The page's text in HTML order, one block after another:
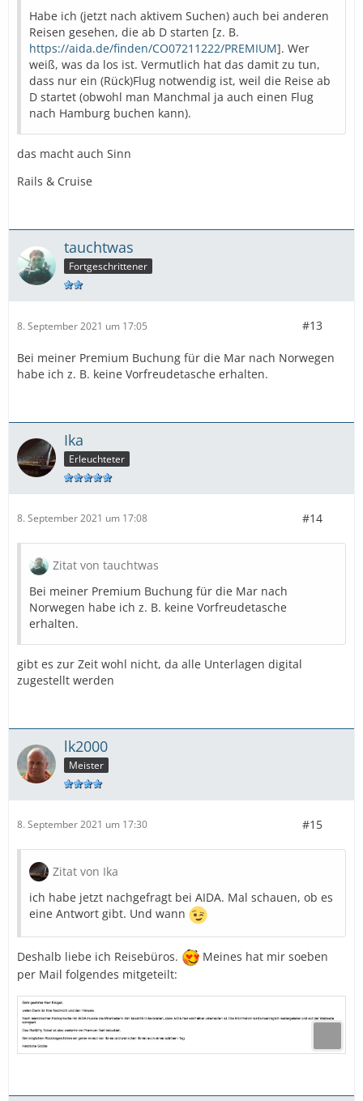
Habe ich (jetzt nach aktivem Suchen) auch bei anderen
Reisen gesehen, die ab D starten [z. B.
https://aida.de/finden/CO07211222/PREMIUM]. Wer
weiß, was da los ist. Vermutlich hat das damit zu tun,
dass nur ein (Rück)Flug notwendig ist, weil die Reise ab
D startet (obwohl man Manchmal ja auch einen Flug
nach Hamburg buchen kann).
das macht auch Sinn
Rails & Cruise
tauchtwas
Fortgeschrittener
8. September 2021 um 17:05 #13
Bei meiner Premium Buchung für die Mar nach Norwegen
habe ich z. B. keine Vorfreudetasche erhalten.
Ika
Erleuchteter
8. September 2021 um 17:08 #14
Zitat von tauchtwas
Bei meiner Premium Buchung für die Mar nach
Norwegen habe ich z. B. keine Vorfreudetasche
erhalten.
gibt es zur Zeit wohl nicht, da alle Unterlagen digital
zugestellt werden
lk2000
Meister
8. September 2021 um 17:30 #15
Zitat von Ika
ich habe jetzt nachgefragt bei AIDA. Mal schauen, ob es
eine Antwort gibt. Und wann
Deshalb liebe ich Reisebüros.
Meines hat mir soeben
per Mail folgendes mitgeteilt: